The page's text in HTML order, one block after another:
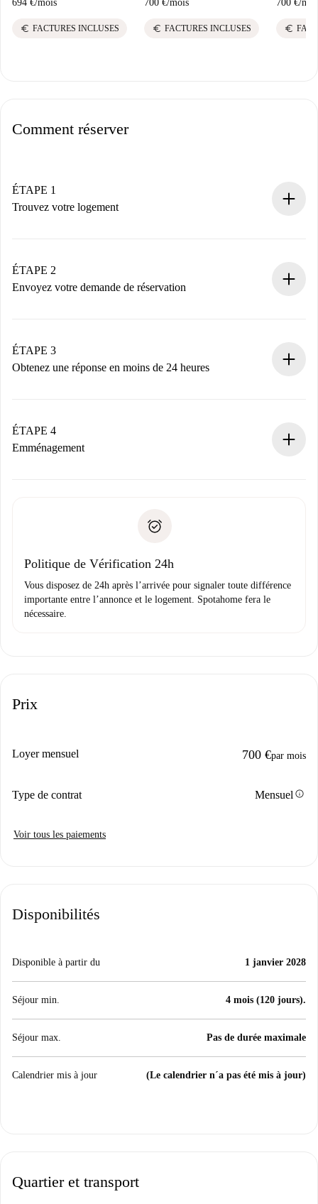
694 €/mois
euro FACTURES INCLUSES
700 €/mois
euro FACTURES INCLUSES
700 €/
euro
Comment réserver
ÉTAPE 1
Trouvez votre logement
Vous disposez à l’avance de toutes les informations
nécessaires.
ÉTAPE 2
Envoyez votre demande de réservation
Nous ne vous facturerons rien tant que le propriétaire
n’aura pas accepté.
ÉTAPE 3
Obtenez une réponse en moins de 24 heures
contact avec le propriétaire.
Si refusé : aucun prélèvement et nous vous proposerons
Justificatif de solvabilité
ÉTAPE 4
Emménagement
uniquement si aucun problème n'est signalé.
Politique de Vérification 24h
Vous disposez de 24h après l’arrivée pour signaler toute différence
importante entre l’annonce et le logement. Spotahome fera le
nécessaire.
Prix
Loyer mensuel 700 €par mois
Type de contrat Mensuel info
Voir tous les paiements
Disponibilités
Disponible à partir du 1 janvier 2028
Séjour min. 4 mois (120 jours).
Séjour max. Pas de durée maximale
Calendrier mis à jour (Le calendrier n´a pas été mis à jour)
Quartier et transport